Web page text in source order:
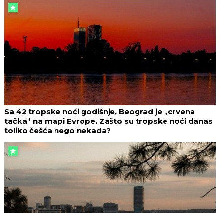
Sa 42 tropske noći godišnje, Beograd je „crvena
tačka” na mapi Evrope. Zašto su tropske noći danas
toliko češća nego nekada?